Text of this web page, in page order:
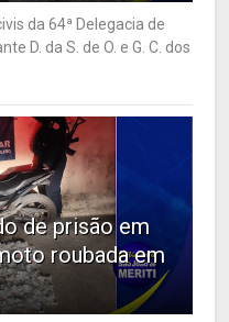
da 64ª Delegacia de
D. da S. de O. e G. C. dos
de prisão em
roubada em